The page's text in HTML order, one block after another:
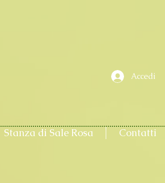
Accedi
Stanza di Sale Rosa Contatti